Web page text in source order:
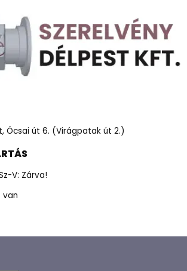
Ócsai út 6. (Virágpatak út 2.)
V: Zárva!
van